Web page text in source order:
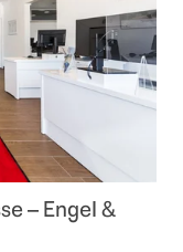
– Engel &